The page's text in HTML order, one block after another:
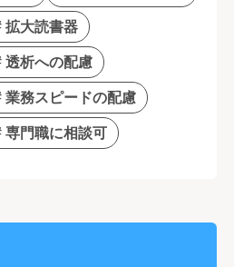
拡大読書器
透析への配慮
業務スピードの配慮
専門職に相談可